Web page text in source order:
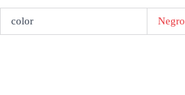
color Negro